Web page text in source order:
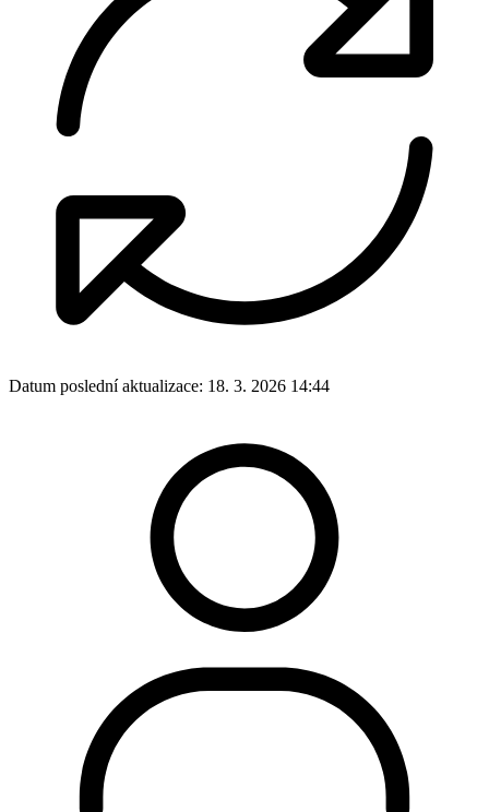
Datum poslední aktualizace: 18. 3. 2026 14:44